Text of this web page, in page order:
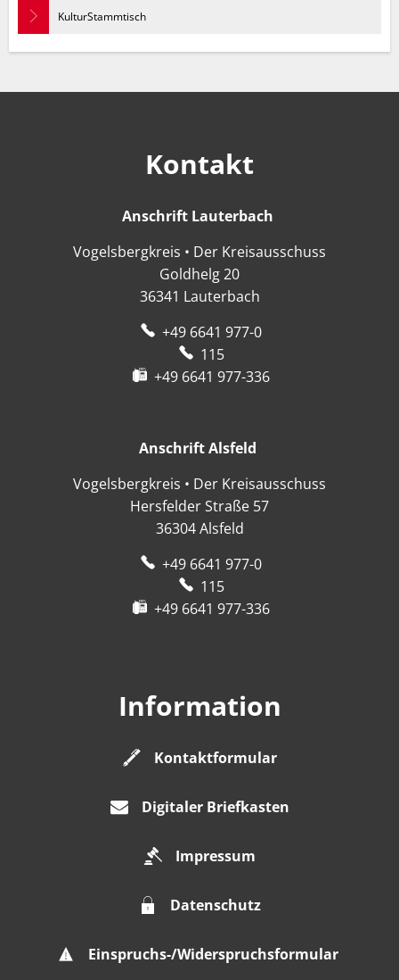
KulturStammtisch
Kontakt
Anschrift Lauterbach
Vogelsbergkreis • Der Kreisausschuss
Goldhelg 20
36341 Lauterbach
+49 6641 977-0
115
+49 6641 977-336
Anschrift Alsfeld
Vogelsbergkreis • Der Kreisausschuss
Hersfelder Straße 57
36304 Alsfeld
+49 6641 977-0
115
+49 6641 977-336
Information
Kontaktformular
Digitaler Briefkasten
Impressum
Datenschutz
Einspruchs-/Widerspruchsformular